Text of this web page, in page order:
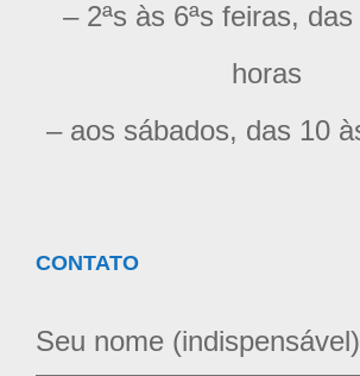
– 2ªs às 6ªs feiras,
horas
– aos sábados, das 10
CONTATO
Seu nome (indispensável)